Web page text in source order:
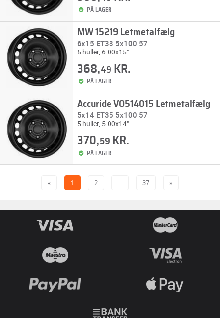
PÅ LAGER
MW 15219 Letmetalfælg
6x15 ET38 5x100 57
5 huller, 6.00x15"
368,49 KR.
PÅ LAGER
Accuride VO514015 Letmetalfælg
5x14 ET35 5x100 57
5 huller, 5.00x14"
370,59 KR.
PÅ LAGER
« 1 2 … 37 »